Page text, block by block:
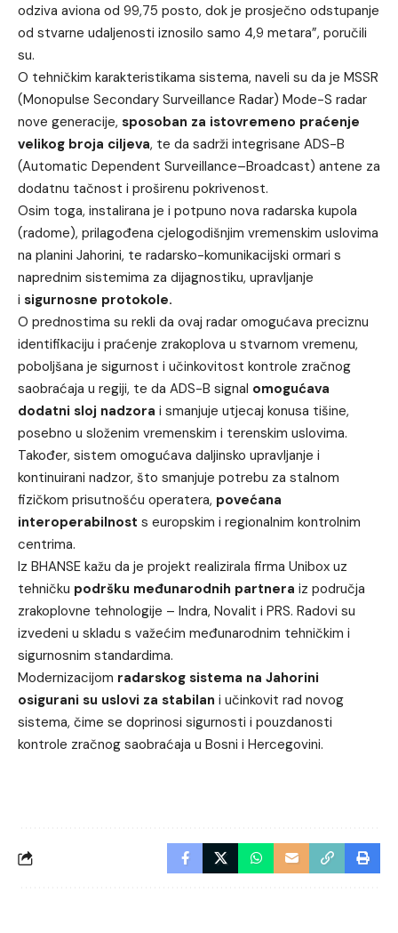
odziva aviona od 99,75 posto, dok je prosječno odstupanje
od stvarne udaljenosti iznosilo samo 4,9 metara”, poručili
su.
O tehničkim karakteristikama sistema, naveli su da je MSSR
(Monopulse Secondary Surveillance Radar) Mode-S radar
nove generacije, sposoban za istovremeno praćenje
velikog broja ciljeva, te da sadrži integrisane ADS-B
(Automatic Dependent Surveillance–Broadcast) antene za
dodatnu tačnost i proširenu pokrivenost.
Osim toga, instalirana je i potpuno nova radarska kupola
(radome), prilagođena cjelogodišnjim vremenskim uslovima
na planini Jahorini, te radarsko-komunikacijski ormari s
naprednim sistemima za dijagnostiku, upravljanje
i sigurnosne protokole.
O prednostima su rekli da ovaj radar omogućava preciznu
identifikaciju i praćenje zrakoplova u stvarnom vremenu,
poboljšana je sigurnost i učinkovitost kontrole zračnog
saobraćaja u regiji, te da ADS-B signal omogućava
dodatni sloj nadzora i smanjuje utjecaj konusa tišine,
posebno u složenim vremenskim i terenskim uslovima.
Također, sistem omogućava daljinsko upravljanje i
kontinuirani nadzor, što smanjuje potrebu za stalnom
fizičkom prisutnošću operatera, povećana
interoperabilnost s europskim i regionalnim kontrolnim
centrima.
Iz BHANSE kažu da je projekt realizirala firma Unibox uz
tehničku podršku međunarodnih partnera iz područja
zrakoplovne tehnologije – Indra, Novalit i PRS. Radovi su
izvedeni u skladu s važećim međunarodnim tehničkim i
sigurnosnim standardima.
Modernizacijom radarskog sistema na Jahorini
osigurani su uslovi za stabilan i učinkovit rad novog
sistema, čime se doprinosi sigurnosti i pouzdanosti
kontrole zračnog saobraćaja u Bosni i Hercegovini.